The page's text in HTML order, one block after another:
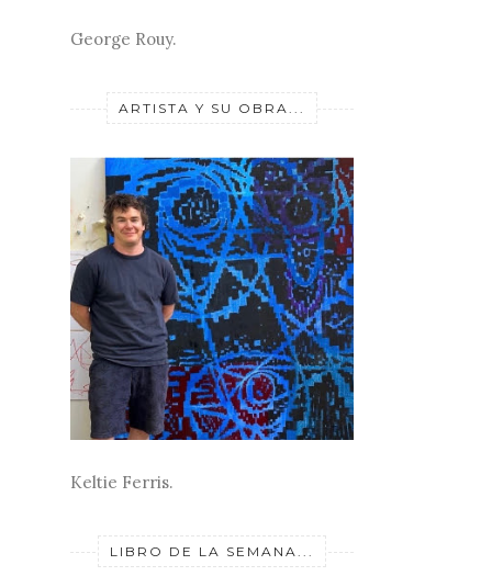
George Rouy.
ARTISTA Y SU OBRA...
Keltie Ferris.
LIBRO DE LA SEMANA...